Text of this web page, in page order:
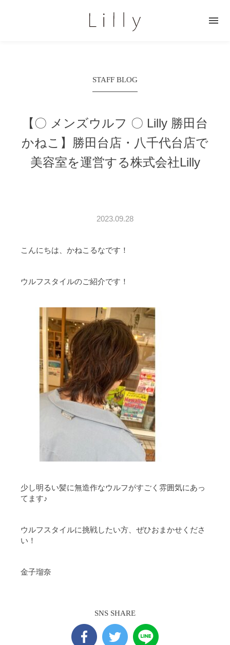

STAFF BLOG
【〇 メンズウルフ 〇 Lilly 勝田台
かねこ】 勝田台店・八千代台店で
美容室を運営する株式会社Lilly
2023.09.28
こんにちは、かねこるなです！
ウルフスタイルのご紹介です！
少し明るい髪に無造作なウルフがすごく雰囲気にあっ
てます♪
ウルフスタイルに挑戦したい方、ぜひおまかせくださ
い！
金子瑠奈
SNS SHARE